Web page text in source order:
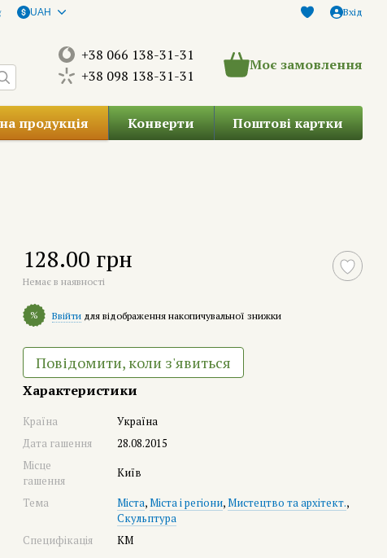
UAH Вхід
+38 066 138-31-31
+38 098 138-31-31
Моє замовлення
продукція Конверти Поштові картки
128.00 грн
Немає в наявності
% Ввійти для відображення накопичувальної знижки
Повідомити, коли з'явиться
Характеристики
Країна
Україна
Дата гашення
28.08.2015
Місце
гашення
Київ
Тема Міста,Міста і регіони,Мистецтво та архітект.,
Скульптура
Специфікація
КМ